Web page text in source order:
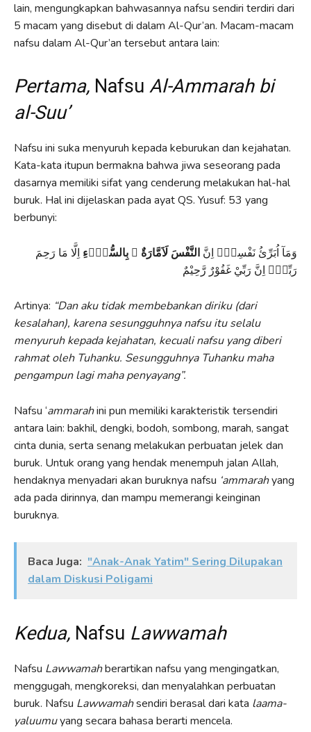
lain, mengungkapkan bahwasannya nafsu sendiri terdiri dari
5 macam yang disebut di dalam Al-Qur’an. Macam-macam
nafsu dalam Al-Qur’an tersebut antara lain:
Pertama, Nafsu Al-Ammarah bi
al-Suu’
Nafsu ini suka menyuruh kepada keburukan dan kejahatan.
Kata-kata itupun bermakna bahwa jiwa seseorang pada
dasarnya memiliki sifat yang cenderung melakukan hal-hal
buruk. Hal ini dijelaskan pada ayat QS. Yusuf: 53 yang
berbunyi:
وَمَآ اُبَرِّئُ نَفْسِيْۚ اِنَّ النَّفْسَ لَاَمَّارَةٌ ۢ بِالسُّوْۤءِاِلَّا مَا رَحِمَ
رَبِّيْۗ اِنَّ رَبِّيْ غَفُوْرٌ رَّحِيْمٌ
Artinya: “Dan aku tidak membebankan diriku (dari
kesalahan), karena sesungguhnya nafsu itu selalu
menyuruh kepada kejahatan, kecuali nafsu yang diberi
rahmat oleh Tuhanku. Sesungguhnya Tuhanku maha
pengampun lagi maha penyayang”.
Nafsu ‘ammarahini pun memiliki karakteristik tersendiri
antara lain: bakhil, dengki, bodoh, sombong, marah, sangat
cinta dunia, serta senang melakukan perbuatan jelek dan
buruk. Untuk orang yang hendak menempuh jalan Allah,
hendaknya menyadari akan buruknya nafsu ‘ammarahyang
ada pada dirinnya, dan mampu memerangi keinginan
buruknya.
Baca Juga: "Anak-Anak Yatim" Sering Dilupakan
dalam Diskusi Poligami
Kedua, Nafsu Lawwamah
Nafsu Lawwamahberartikan nafsu yang mengingatkan,
menggugah, mengkoreksi, dan menyalahkan perbuatan
buruk. Nafsu Lawwamahsendiri berasal dari kata laama-
yaluumuyang secara bahasa berarti mencela.